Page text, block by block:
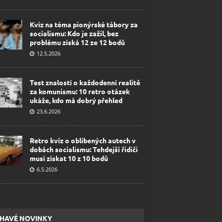
Kvíz na téma pionýrské tábory za
socialismu: Kdo je zažil, bez
problému získá 12 ze 12 bodů
12.5.2026
Test znalostí o každodenní realitě
za komunismu: 10 retro otázek
ukáže, kdo má dobrý přehled
23.6.2026
Retro kvíz o oblíbených autech v
dobách socialismu: Tehdejší řidiči
musí získat 10 z 10 bodů
6.5.2026
NOVINKY